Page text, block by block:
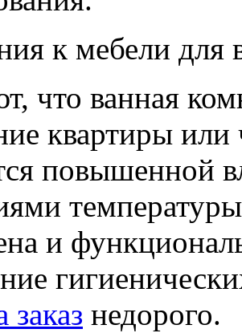
к мебели для
что ванная
квартиры или
повышенной
и
недорого.